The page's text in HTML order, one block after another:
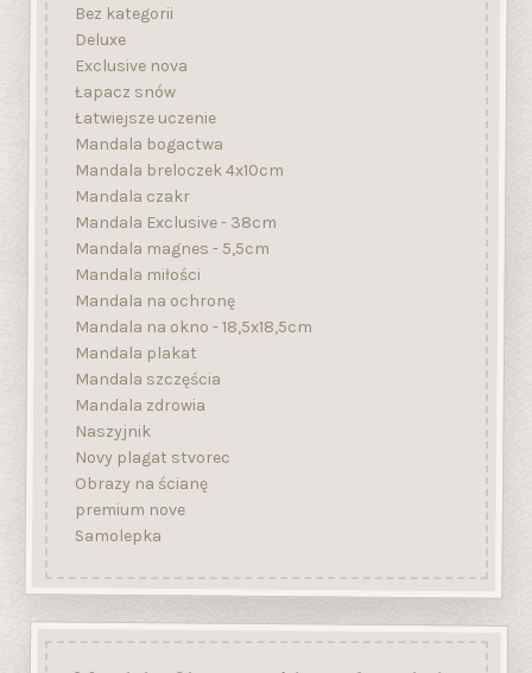
Bez kategorii
Deluxe
Exclusive nova
Łapacz snów
Łatwiejsze uczenie
Mandala bogactwa
Mandala breloczek 4x10cm
Mandala czakr
Mandala Exclusive - 38cm
Mandala magnes - 5,5cm
Mandala miłości
Mandala na ochronę
Mandala na okno - 18,5x18,5cm
Mandala plakat
Mandala szczęścia
Mandala zdrowia
Naszyjnik
Novy plagat stvorec
Obrazy na ścianę
premium nove
Samolepka